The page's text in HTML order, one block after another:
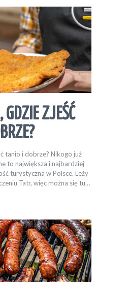
ZJEŚĆ
tanio i dobrze? Nikogo już
to największa i najbardziej
turystyczna w Polsce. Leży
Tatr, więc można się tu…